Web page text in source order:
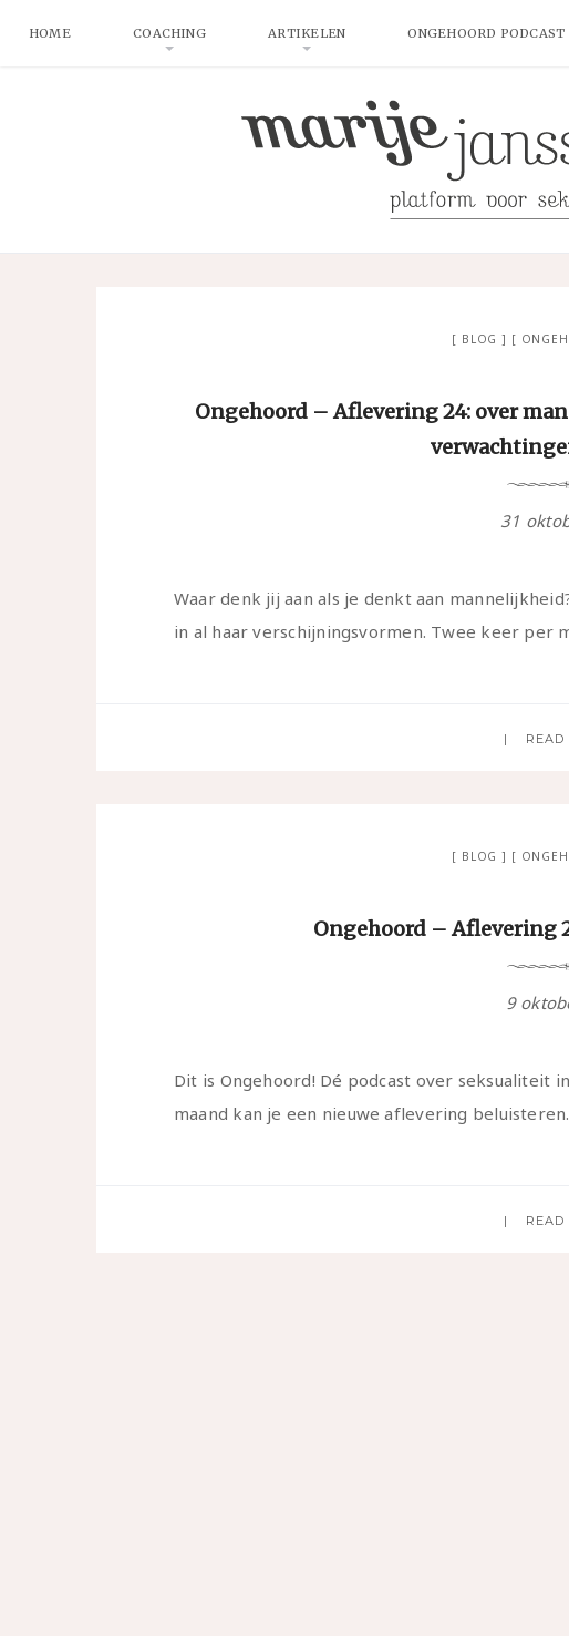
HOME COACHING ARTIKELEN ONGEHOORD PODCAST
BLOG
Ongehoord – Aflevering 24: over
31
Waar denk jij aan als je denkt aan
in al haar verschijningsvormen. Twee keer per
READ
BLOG
Ongehoord – Aflevering
9
Dit is Ongehoord! Dé podcast over seksualiteit
maand kan je een nieuwe aflevering
READ